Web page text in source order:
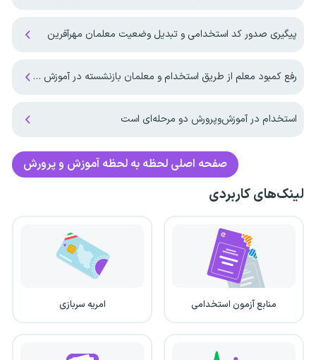
پیگیری صدور کد استخدامی و تبدیل وضعیت معلمان مهرآفرین
رفع کمبود معلم از طریق استخدام و معلمان بازنشسته در آموزش و پرورش
استخدام در آموزش‌و‌پرورش دو مرحله‌ای است
صفحه اصلی لحظه به لحظه آموزش و پرورش
لینک‌های کاربردی
منابع آزمون استخدامی امریه سربازی